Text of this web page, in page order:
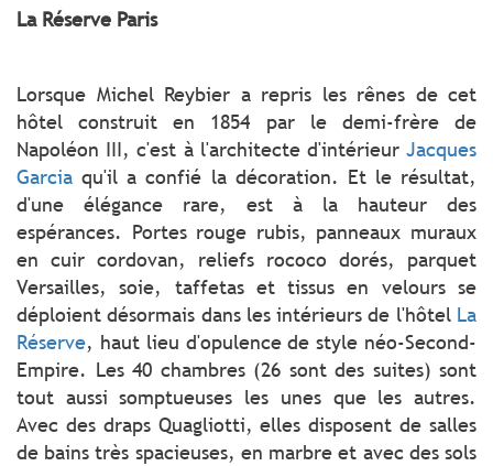
La Réserve Paris
Lorsque Michel Reybier a repris les rênes de cet
hôtel construit en 1854 par le demi-frère de
Napoléon III, c'est à l'architecte d'intérieur Jacques
Garcia qu'il a confié la décoration. Et le résultat,
d'une élégance rare, est à la hauteur des
espérances. Portes rouge rubis, panneaux muraux
en cuir cordovan, reliefs rococo dorés, parquet
Versailles, soie, taffetas et tissus en velours se
déploient désormais dans les intérieurs de l'hôtel La
Réserve, haut lieu d'opulence de style néo-Second-
Empire. Les 40 chambres (26 sont des suites) sont
tout aussi somptueuses les unes que les autres.
Avec des draps Quagliotti, elles disposent de salles
de bains très spacieuses, en marbre et avec des sols